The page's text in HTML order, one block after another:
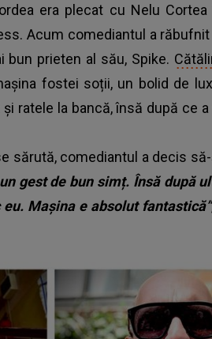
era plecat cu Nelu Cortea
Acum comediantul a
bun prieten al său, Spike.
fostei soții, un bolid de
ratele la bancă, însă după ce
sărută, comediantul a decis
gest de bun simț. Însă după
Mașina e absolut fantastică”